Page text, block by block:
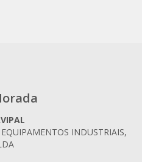
INDUSTRIAIS,